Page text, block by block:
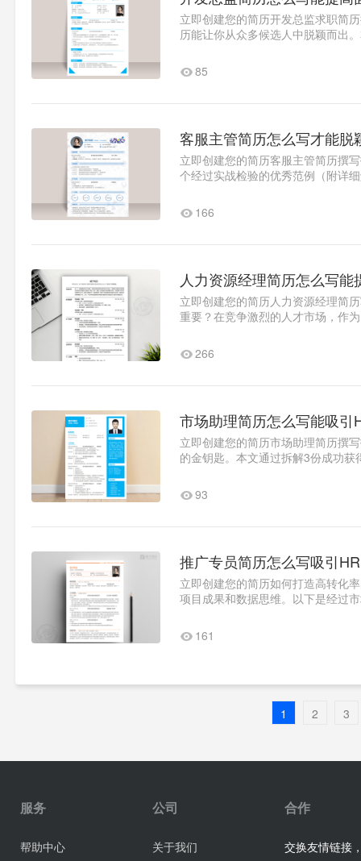
立即创建您的简历开发总监求职简
历能让你从众多候选人中脱颖而出
85
客服主管简历怎么写才能脱
立即创建您的简历客服主管简历撰
个经过实战检验的优秀范例（附详
166
人力资源经理简历怎么写能
立即创建您的简历人力资源经理简
重要？在竞争激烈的人才市场，作
266
市场助理简历怎么写能吸引
立即创建您的简历市场助理简历撰
的金钥匙。本文通过拆解3份成功
93
推广专员简历怎么写吸引
立即创建您的简历如何打造高转化
项目成果和数据思维。以下是经过
161
1 2 3
服务
帮助中心
公司
关于我们
合作
交换友情链接